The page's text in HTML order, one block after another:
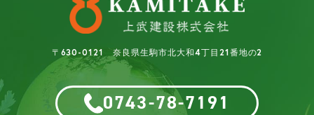
〒630-0121 奈良県生駒市北大和4丁目21番地の2
0743-78-7191